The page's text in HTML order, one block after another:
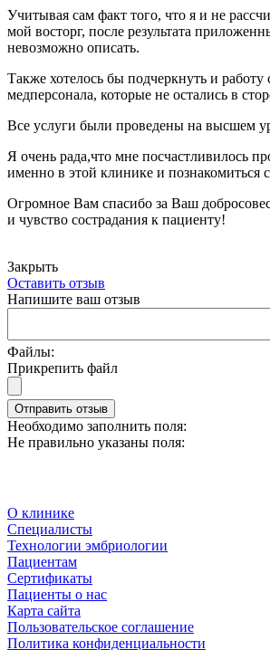
Учитывая сам факт того, что я и не
мой восторг, после результата
невозможно описать.
Также хотелось бы подчеркнуть и работу
медперсонала, которые не остались в
Все услуги были проведены на высшем
Я очень рада,что мне посчастливилось
именно в этой клинике и познакомиться
Огромное Вам спасибо за Ваш
и чувство сострадания к пациенту!
Закрыть
Оставить отзыв
Напишите ваш отзыв
Файлы:
Прикрепить файл
Отправить отзыв
Необходимо заполнить поля:
Не правильно указаны поля:
О клинике
Специалисты
Технологии эмбриологии
Пациентам
Сертификаты
Пациенты о нас
Карта сайта
Пользовательское соглашение
Политика конфиденциальности